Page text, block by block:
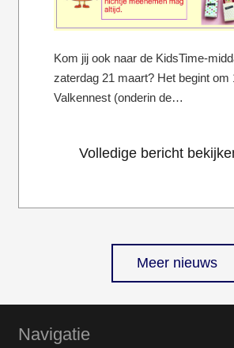
Kom jij ook naar de KidsTime-
zaterdag 21 maart? Het begint om
Valkennest (onderin de…
Volledige bericht
Meer nieuws
Navigatie